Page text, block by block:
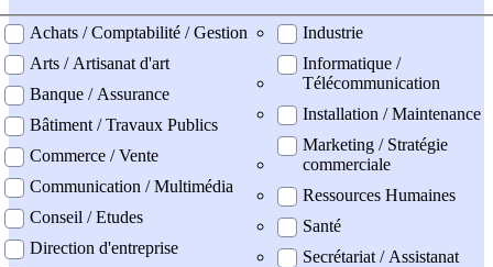
professionel
Achats / Comptabilité / Gestion
Arts / Artisanat d'art
Banque / Assurance
Bâtiment / Travaux Publics
Commerce / Vente
Communication / Multimédia
Conseil / Etudes
Direction d'entreprise
Industrie
Informatique /
Télécommunication
Installation / Maintenance
Marketing / Stratégie
commerciale
Ressources Humaines
Santé
Secrétariat / Assistanat